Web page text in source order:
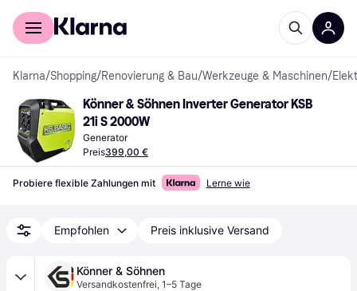
Für Shopper
Klarna/Shopping/Renovierung & Bau/Werkzeuge & Maschinen/
Könner & Söhnen Inverter Generator KSB
21i S 2000W
Generator
Preis399,00 €
Probiere flexible Zahlungen mit Lerne wie
Empfohlen Preis inklusive Versand
Könner & Söhnen
Versandkostenfrei, 1–5 Tage